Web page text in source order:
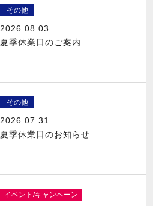
その他
2026.08.03
夏季休業日のご案内
その他
2026.07.31
夏季休業日のお知らせ
イベント/キャンペーン